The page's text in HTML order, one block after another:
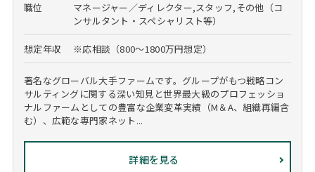
職位
マネージャー／ディレクター,スタッフ,その他（コ
ンサルタント・スペシャリスト等）
想定年収 ※応相談（800～1800万円想定）
著名なグローバル大手ファームです。グループがもつ戦略コン
サルティングに関する深い知見と世界最大級のプロフェッショ
ナルファームとしての豊富な企業変革実績（M＆A、組織再編含
む）、広範な専門家ネット...
詳細を見る